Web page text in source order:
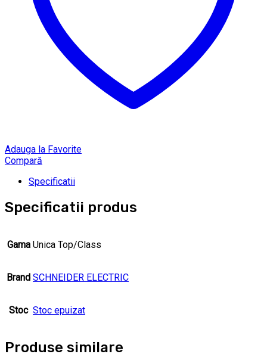
Adauga la Favorite
Compară
Specificatii
Specificatii produs
Gama Unica Top/Class
Brand SCHNEIDER ELECTRIC
Stoc Stoc epuizat
Produse similare